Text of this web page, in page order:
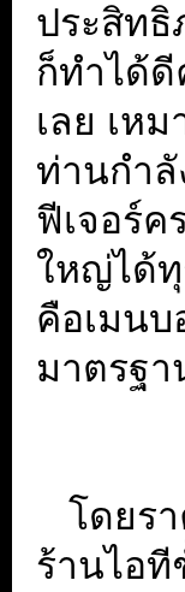
ประสิทธิ
ก็ทำได้
เลย เห
ท่านกำ
ฟีเจอร์ค
ใหญ่ได้ทุ
คือเมน
มาตรฐ
โดยร
ร้านไอ